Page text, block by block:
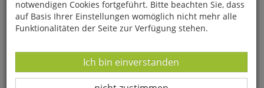
notwendigen Cookies fortgeführt. Bitte beachten Sie, dass
auf Basis Ihrer Einstellungen womöglich nicht mehr alle
Funktionalitäten der Seite zur Verfügung stehen.
Datenverarbeitung -
Ich bin einverstanden